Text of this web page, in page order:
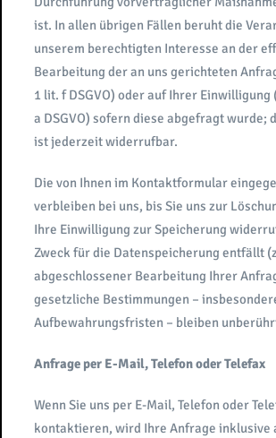
ist. In allen übrigen Fällen beruht die
unserem berechtigten Interesse an der
Bearbeitung der an uns gerichteten
1 lit. f DSGVO) oder auf Ihrer Einwilligung
a DSGVO) sofern diese abgefragt wurde;
ist jederzeit widerrufbar.
Die von Ihnen im Kontaktformular
verbleiben bei uns, bis Sie uns zur
Ihre Einwilligung zur Speicherung
Zweck für die Datenspeicherung entfällt
abgeschlossener Bearbeitung Ihrer
gesetzliche Bestimmungen –
Aufbewahrungsfristen – bleiben
Anfrage per E-Mail, Telefon oder Telefax
Wenn Sie uns per E-Mail, Telefon oder
kontaktieren, wird Ihre Anfrage inklusive